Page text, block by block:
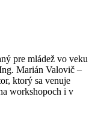
pre mládež vo veku
Marián Valovič –
ktorý sa venuje
workshopoch i v